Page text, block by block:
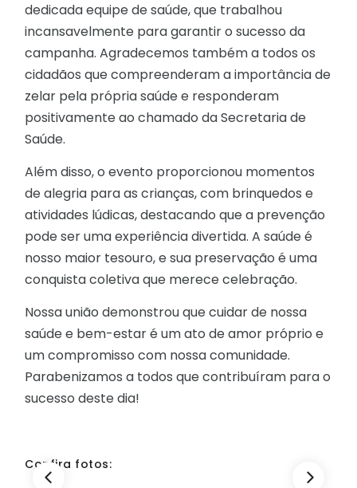
dedicada equipe de saúde, que trabalhou
incansavelmente para garantir o sucesso da
campanha. Agradecemos também a todos os
cidadãos que compreenderam a importância de
zelar pela própria saúde e responderam
positivamente ao chamado da Secretaria de
Saúde.
Além disso, o evento proporcionou momentos
de alegria para as crianças, com brinquedos e
atividades lúdicas, destacando que a prevenção
pode ser uma experiência divertida. A saúde é
nosso maior tesouro, e sua preservação é uma
conquista coletiva que merece celebração.
Nossa união demonstrou que cuidar de nossa
saúde e bem-estar é um ato de amor próprio e
um compromisso com nossa comunidade.
Parabenizamos a todos que contribuíram para o
sucesso deste dia!
Confira fotos: